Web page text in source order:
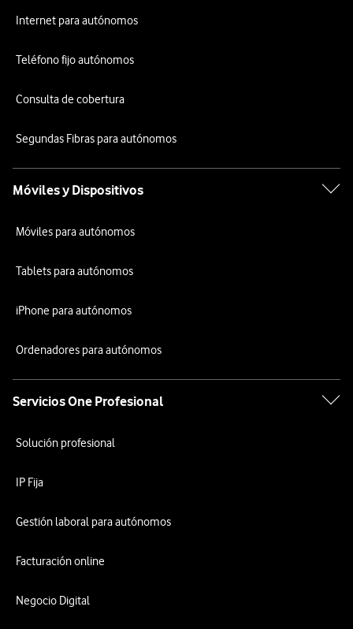
Internet para autónomos
Teléfono fijo autónomos
Consulta de cobertura
Segundas Fibras para autónomos
Móviles y Dispositivos
Móviles para autónomos
Tablets para autónomos
iPhone para autónomos
Ordenadores para autónomos
Servicios One Profesional
Solución profesional
IP Fija
Gestión laboral para autónomos
Facturación online
Negocio Digital